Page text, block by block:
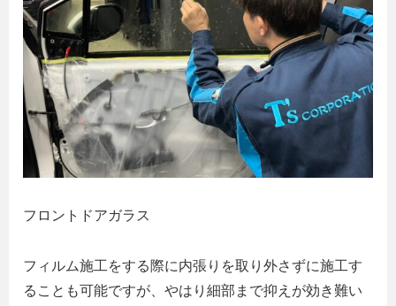
フロントドアガラス
フィルム施工をする際に内張りを取り外さずに施工す
ることも可能ですが、やはり細部まで抑えが効き難い